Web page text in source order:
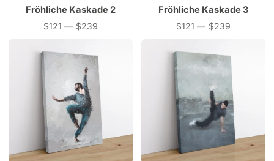
Fröhliche Kaskade 2
Preis
$121 — $239
Fröhliche Kaskade 3
Preis
$121 — $239